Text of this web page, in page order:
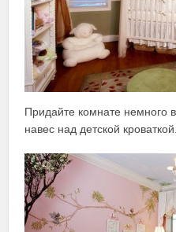
Придайте комнате немного
навес над детской кроваткой.